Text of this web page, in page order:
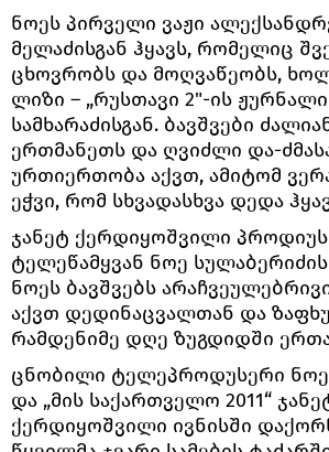
ნოეს პირველი ვაჟი
მელაძისგან ჰყავს, რომელიც
ცხოვრობს და მოღვაწეობს,
ლიზი – „რუსთავი 2"-ის
სამხარაძისგან. ბავშვები
ერთმანეთს და ღვიძლი და-
ურთიერთობა აქვთ, ამიტომ
ეჭვი, რომ სხვადასხვა დედა
ჯანეტ ქერდიყოშვილი
ტელეწამყვან ნოე
ნოეს ბავშვებს
აქვთ დედინაცვალთან და
რამდენიმე დღე ზუგდიდში
ცნობილი ტელეპროდუსერი ნოე
და „მის საქართველო 2011“
ქერდიყოშვილი ივნისში